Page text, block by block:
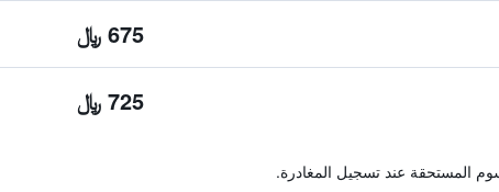
675 ﷼
725 ﷼
المستحقة عند تسجيل المغادرة.